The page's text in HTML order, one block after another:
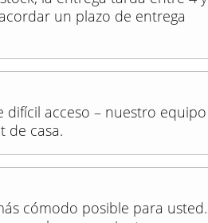
un plazo de entrega
difícil acceso – nuestro equipo
de casa.
cómodo posible para usted.